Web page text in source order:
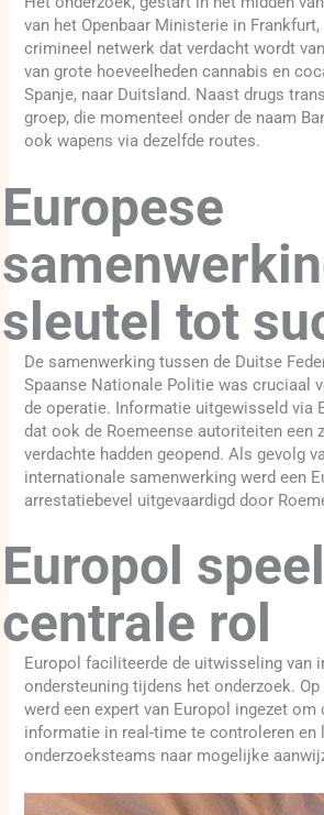
van het Openbaar Ministerie in
crimineel netwerk dat verdacht wordt
van grote hoeveelheden cannabis en
Spanje, naar Duitsland. Naast drugs
groep, die momenteel onder de naam
ook wapens via dezelfde routes.
Europese
sleutel tot
De samenwerking tussen de Duitse
Spaanse Nationale Politie was cruciaal
de operatie. Informatie uitgewisseld via
dat ook de Roemeense autoriteiten een
verdachte hadden geopend. Als gevolg
internationale samenwerking werd een
arrestatiebevel uitgevaardigd door
Europol
centrale rol
Europol faciliteerde de uitwisseling van
ondersteuning tijdens het onderzoek.
werd een expert van Europol ingezet om
informatie in real-time te controleren en
onderzoeksteams naar mogelijke